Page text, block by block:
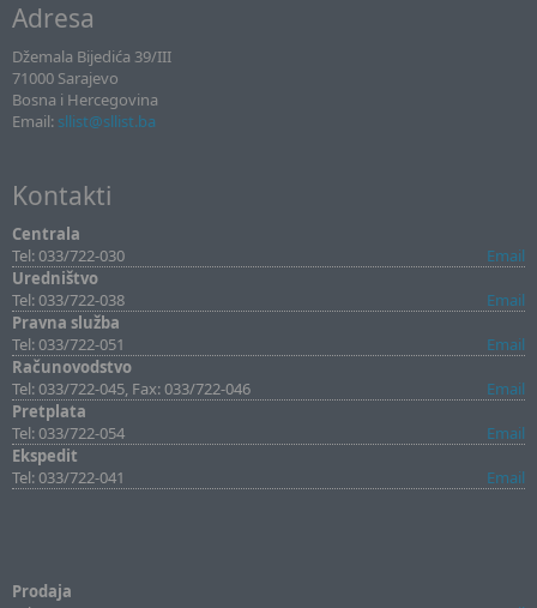
Adresa
Džemala Bijedića 39/III
71000 Sarajevo
Bosna i Hercegovina
Email: sllist@sllist.ba
Kontakti
Centrala
Tel: 033/722-030
Email
Uredništvo
Tel: 033/722-038
Email
Pravna služba
Tel: 033/722-051
Email
Računovodstvo
Tel: 033/722-045, Fax: 033/722-046
Email
Pretplata
Tel: 033/722-054
Email
Ekspedit
Tel: 033/722-041
Email
Prodaja